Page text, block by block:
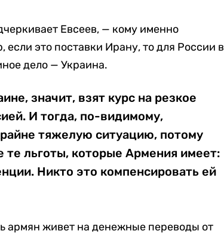
Евсеев, — кому именно
это поставки Ирану, то для России в
дело — Украина.
значит, взят курс на резкое
И тогда, по-видимому,
тяжелую ситуацию, потому
те льготы, которые Армения имеет:
Никто это компенсировать ей
армян живет на денежные переводы от